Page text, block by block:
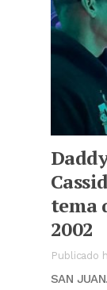
tema
2002
Publicado
SAN